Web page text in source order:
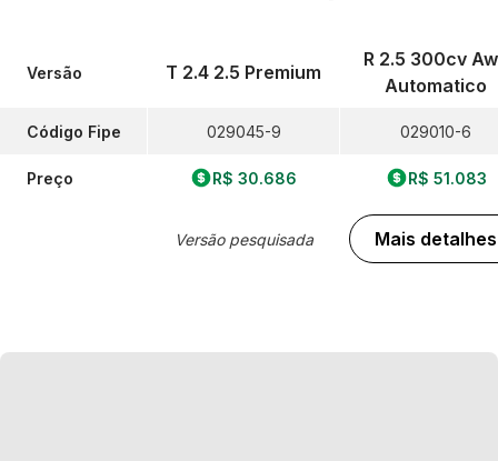
Versão
Código Fipe
Preço
T 2.4 2.5 Premium
029045-9
R$ 30.686
Versão pesquisada
R 2.5 300cv
Automatico
029010-6
R$ 51.083
Mais detalhes